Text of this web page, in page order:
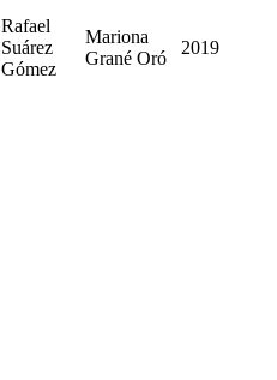
Rafael
Suárez
Gómez
Mariona
Grané Oró
2019